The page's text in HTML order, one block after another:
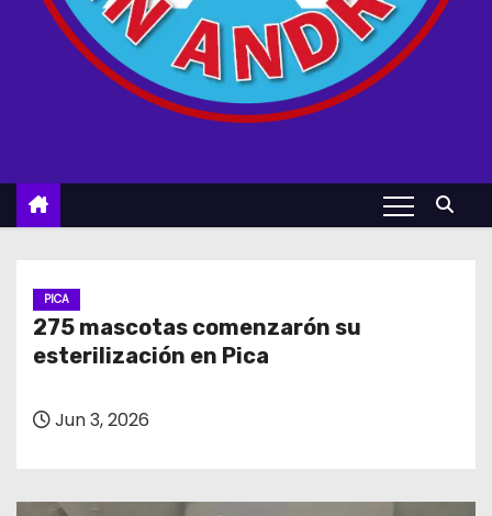
PICA
275 mascotas comenzarón su
esterilización en Pica
Jun 3, 2026